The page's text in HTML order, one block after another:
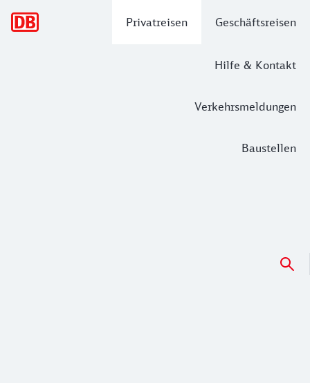
Privatreisen Geschäftsreisen
Hilfe & Kontakt
Verkehrsmeldungen
Baustellen